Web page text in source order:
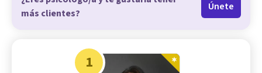
más clientes?
Únete
1